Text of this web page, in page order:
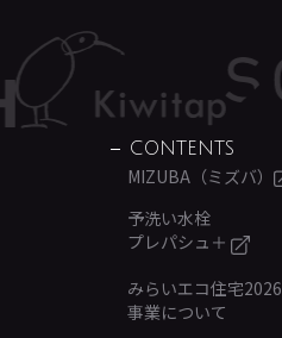
CONTENTS
MIZUBA（ミズバ）
予洗い水栓
プレパシュ＋
みらいエコ住宅2026
事業について